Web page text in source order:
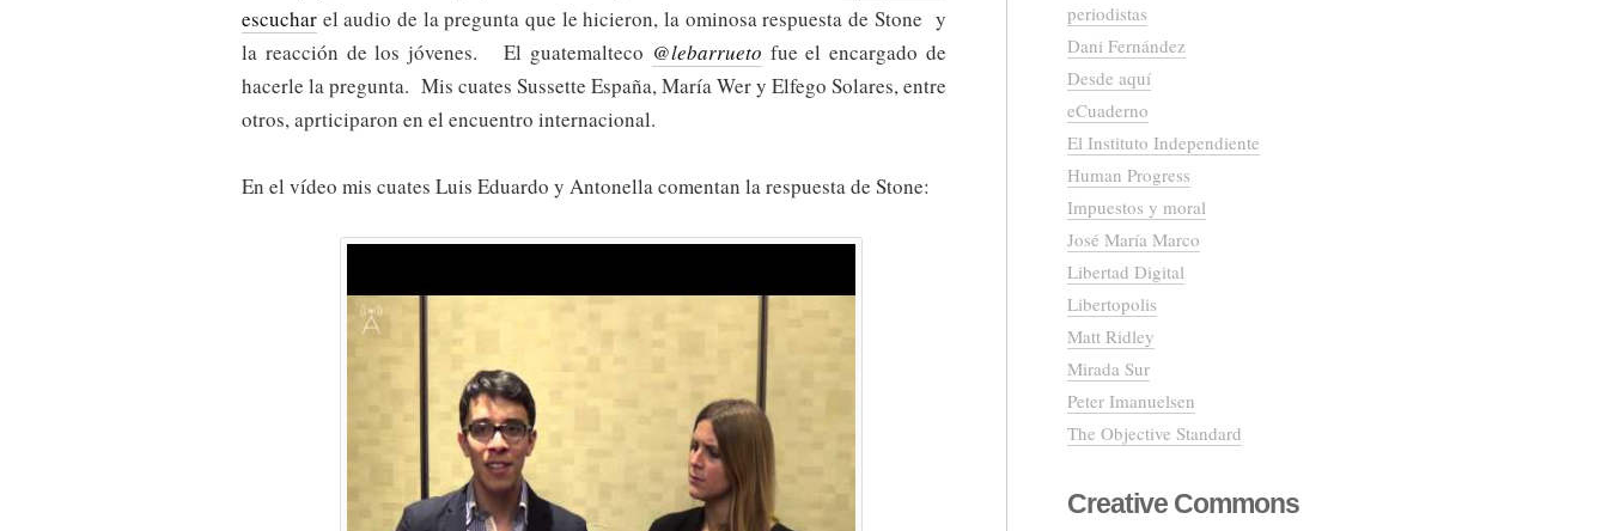
escuchar el audio de la pregunta que le hicieron, la ominosa respuesta de Stone y
la reacción de los jóvenes. El guatemalteco @lebarrueto fue el encargado de
hacerle la pregunta. Mis cuates Sussette España, María Wer y Elfego Solares, entre
otros, aprticiparon en el encuentro internacional.
En el vídeo mis cuates Luis Eduardo y Antonella comentan la respuesta de Stone:
periodistas
Dani Fernández
Desde aquí
eCuaderno
El Instituto Independiente
Human Progress
Impuestos y moral
José María Marco
Libertad Digital
Libertopolis
Matt Ridley
Mirada Sur
Peter Imanuelsen
The Objective Standard
Creative Commons